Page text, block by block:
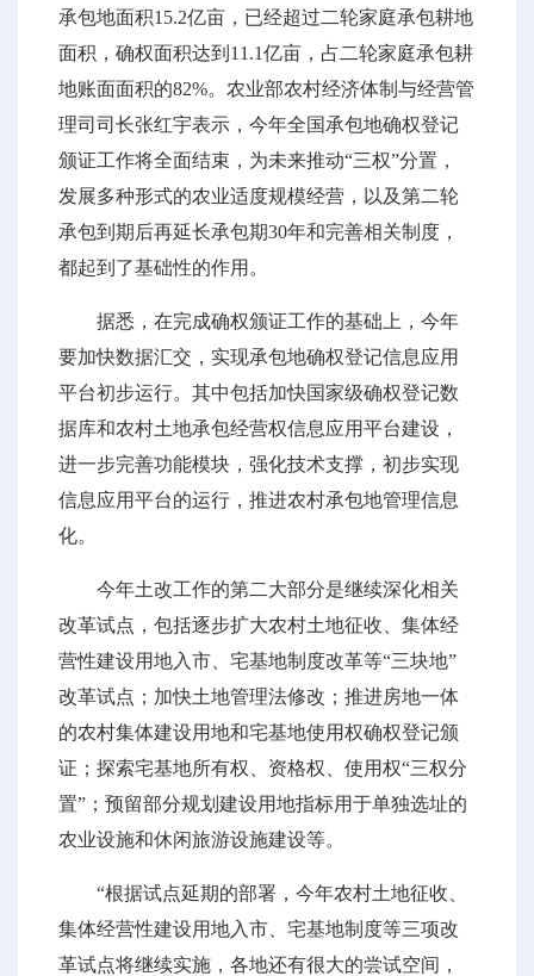
承包地面积15.2亿亩，已经超过二轮家庭承包耕地
面积，确权面积达到11.1亿亩，占二轮家庭承包耕
地账面面积的82%。农业部农村经济体制与经营管
理司司长张红宇表示，今年全国承包地确权登记
颁证工作将全面结束，为未来推动“三权”分置，
发展多种形式的农业适度规模经营，以及第二轮
承包到期后再延长承包期30年和完善相关制度，
都起到了基础性的作用。
据悉，在完成确权颁证工作的基础上，今年
要加快数据汇交，实现承包地确权登记信息应用
平台初步运行。其中包括加快国家级确权登记数
据库和农村土地承包经营权信息应用平台建设，
进一步完善功能模块，强化技术支撑，初步实现
信息应用平台的运行，推进农村承包地管理信息
化。
今年土改工作的第二大部分是继续深化相关
改革试点，包括逐步扩大农村土地征收、集体经
营性建设用地入市、宅基地制度改革等“三块地”
改革试点；加快土地管理法修改；推进房地一体
的农村集体建设用地和宅基地使用权确权登记颁
证；探索宅基地所有权、资格权、使用权“三权分
置”；预留部分规划建设用地指标用于单独选址的
农业设施和休闲旅游设施建设等。
“根据试点延期的部署，今年农村土地征收、
集体经营性建设用地入市、宅基地制度等三项改
革试点将继续实施，各地还有很大的尝试空间，